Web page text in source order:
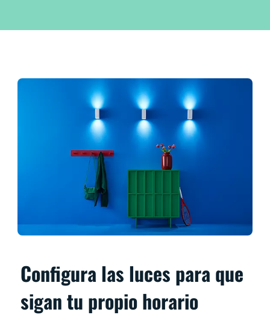
Configura las luces para que
sigan tu propio horario